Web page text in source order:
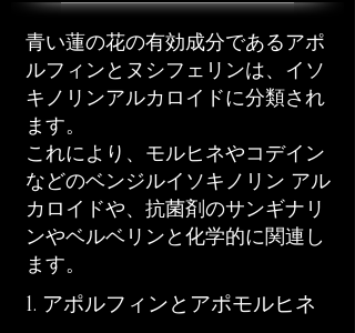
青い蓮の花の有効成分であるアポ
ルフィンとヌシフェリンは、イソ
キノリンアルカロイドに分類され
ます。
これにより、モルヒネやコデイン
などのベンジルイソキノリン アル
カロイドや、抗菌剤のサンギナリ
ンやベルベリンと化学的に関連し
ます。
1. アポルフィンとアポモルヒネ